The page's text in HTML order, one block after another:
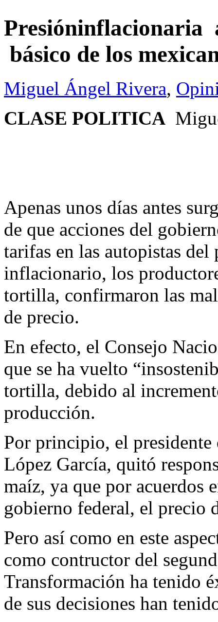
Presióninflacionaria
básico de los
Miguel Ángel Rivera,
CLASE POLITICA
Apenas unos días antes
de que acciones del
tarifas en las autopistas
inflacionario, los
tortilla, confirmaron las
de precio.
En efecto, el Consejo
que se ha vuelto
tortilla, debido al
producción.
Por principio, el presidente
López García, quitó
maíz, ya que por acuerdos
gobierno federal, el precio
Pero así como en este
como contructor del
Transformación ha tenido
de sus decisiones han